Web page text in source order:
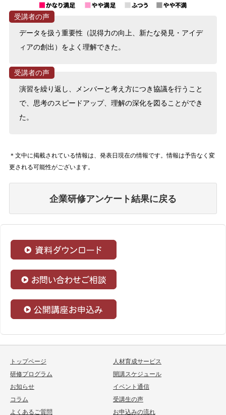
データを扱う重要性（説得力の向上、新たな発見・アイデ
ィアの創出）をよく理解できた。
演習を繰り返し、メンバーと考え方につき協議を行うこと
で、思考のスピードアップ、理解の深化を図ることができ
た。
＊文中に掲載されている情報は、発表日現在の情報です。情報は予告なく変
更される可能性がございます。
企業研修アンケート結果に戻る
トップページ
人材育成サービス
研修プログラム
開講スケジュール
お知らせ
イベント通信
コラム
受講生の声
よくあるご質問
お申込みの流れ